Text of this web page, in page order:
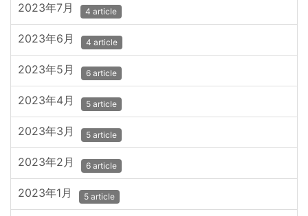
2023年7月 4 article
2023年6月 4 article
2023年5月 6 article
2023年4月 5 article
2023年3月 5 article
2023年2月 6 article
2023年1月 5 article